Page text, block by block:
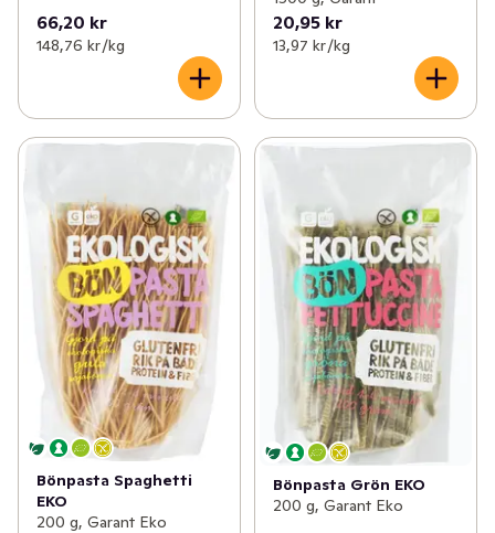
66,20 kr
148,76 kr /kg
20,95 kr
13,97 kr /kg
Bönpasta Spaghetti
EKO
200 g, Garant Eko
Bönpasta Grön EKO
200 g, Garant Eko